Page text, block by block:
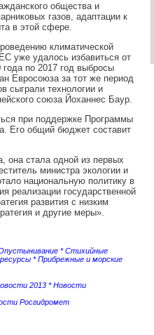
общества и
газов, адаптации к
в этой сфере.
климатической
уже удалось избавиться от
года по 2017 год выбросы
Евросоюза за тот же период
сыграли технологии и
союза Йоханнес Баур.
при поддержке Программы
Его общий бюджет составит
она стала одной из первых
министра экологии и
национальную политику в
реализации государственной
развития с низким
и другие меры».
*Стихийные
*Прибрежные и морские
2013 *Новости
Росгидромет